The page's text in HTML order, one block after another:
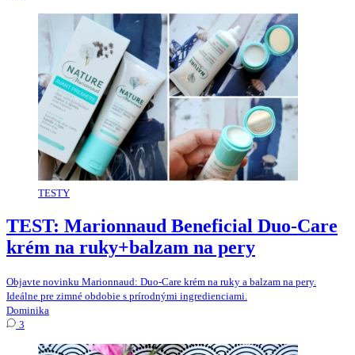
TESTY
TEST: Marionnaud Beneficial Duo-Care
krém na ruky+balzam na pery
Objavte novinku Marionnaud: Duo-Care krém na ruky a balzam na pery.
Ideálne pre zimné obdobie s prírodnými ingredienciami.
Dominika
3